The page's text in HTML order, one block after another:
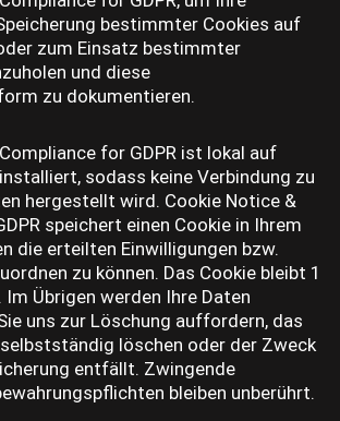
bestimmter Cookies auf
zum Einsatz bestimmter
und diese
zu dokumentieren.
for GDPR ist lokal auf
sodass keine Verbindung zu
hergestellt wird. Cookie Notice &
speichert einen Cookie in Ihrem
die erteilten Einwilligungen bzw.
zu können. Das Cookie bleibt 1
Übrigen werden Ihre Daten
uns zur Löschung auffordern, das
löschen oder der Zweck
entfällt. Zwingende
bleiben unberührt.